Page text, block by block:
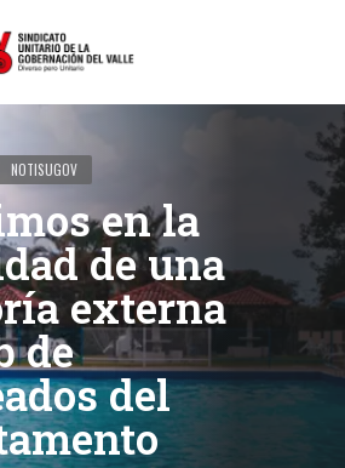
NOTISUGOV
en la
de una
externa
de
del